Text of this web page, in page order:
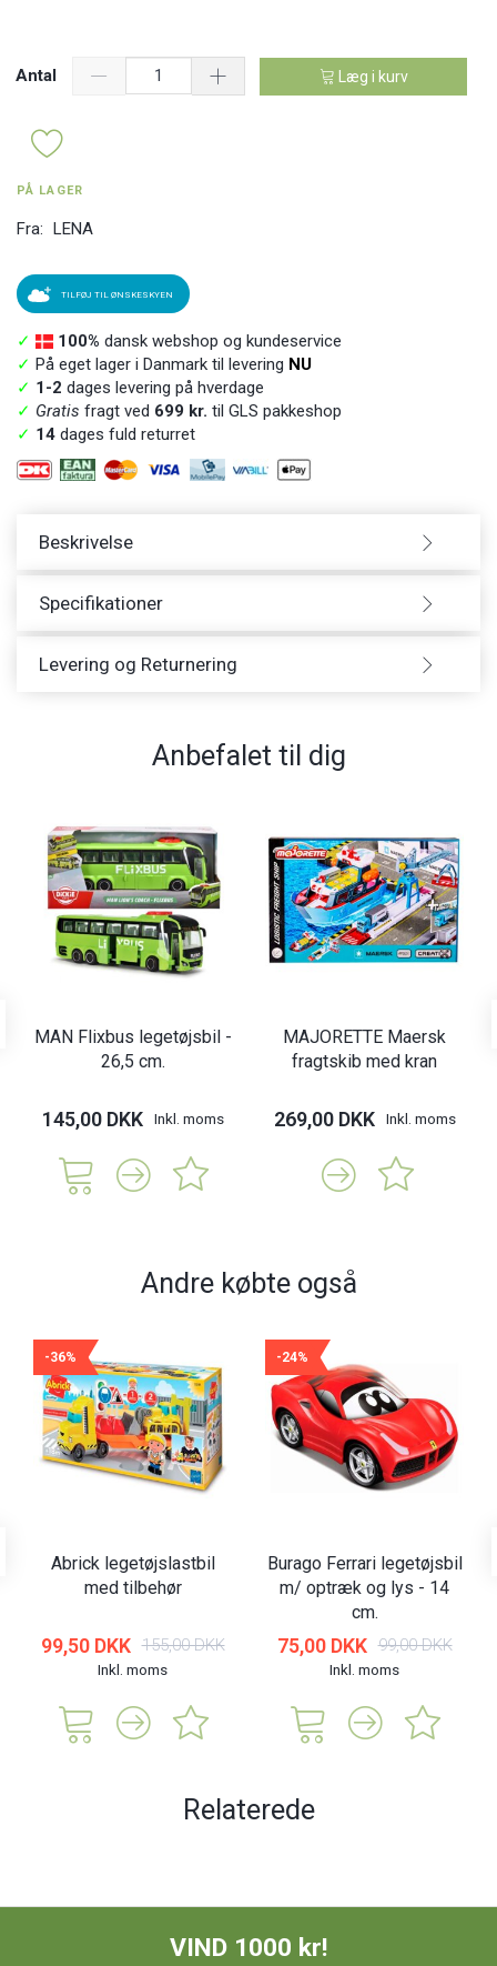
Antal Læg i kurv
PÅ LAGER
Fra: LENA
TILFØJ TIL ØNSKESKYEN
✓ 100% dansk webshop og kundeservice
✓ På eget lager i Danmark til levering NU
✓ 1-2 dages levering på hverdage
✓ Gratis fragt ved 699 kr. til GLS pakkeshop
✓ 14 dages fuld returret
Beskrivelse
Specifikationer
Levering og Returnering
Anbefalet til dig
MAN Flixbus legetøjsbil -
26,5 cm.
145,00 DKK Inkl. moms
MAJORETTE Maersk
fragtskib med kran
269,00 DKK Inkl. moms
Andre købte også
-36%
Abrick legetøjslastbil
med tilbehør
99,50 DKK 155,00 DKK
Inkl. moms
-24%
Burago Ferrari legetøjsbil
m/ optræk og lys - 14
cm.
75,00 DKK 99,00 DKK
Inkl. moms
Relaterede
VIND 1000 kr!